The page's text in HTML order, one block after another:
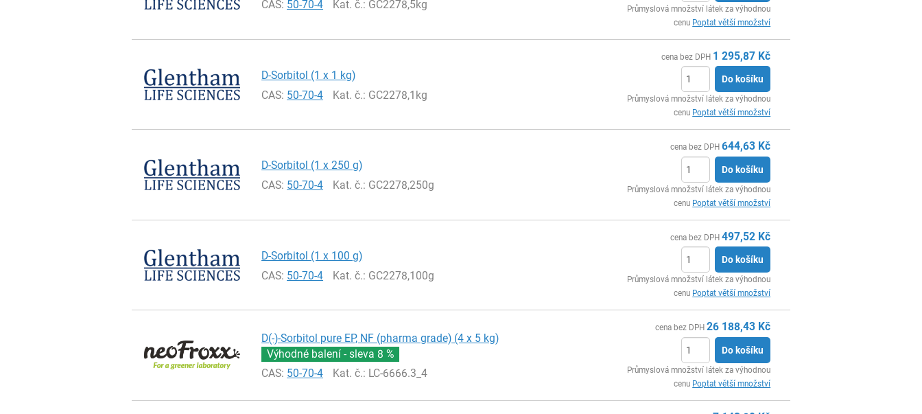
CAS: 50-70-4 Kat. č.: GC2278,5kg
Průmyslová množství látek za výhodnou
cenu Poptat větší množství
D-Sorbitol (1 x 1 kg)
CAS: 50-70-4 Kat. č.: GC2278,1kg
cena bez DPH 1 295,87 Kč
Do košíku
Průmyslová množství látek za výhodnou
cenu Poptat větší množství
D-Sorbitol (1 x 250 g)
CAS: 50-70-4 Kat. č.: GC2278,250g
cena bez DPH 644,63 Kč
Do košíku
Průmyslová množství látek za výhodnou
cenu Poptat větší množství
D-Sorbitol (1 x 100 g)
CAS: 50-70-4 Kat. č.: GC2278,100g
cena bez DPH 497,52 Kč
Do košíku
Průmyslová množství látek za výhodnou
cenu Poptat větší množství
D(-)-Sorbitol pure EP, NF (pharma grade) (4 x 5 kg)
Výhodné balení - sleva 8 %
CAS: 50-70-4 Kat. č.: LC-6666.3_4
cena bez DPH 26 188,43 Kč
Do košíku
Průmyslová množství látek za výhodnou
cenu Poptat větší množství